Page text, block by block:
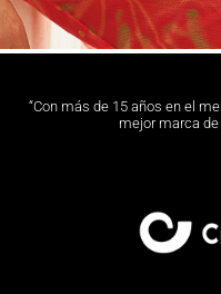
“Con más de 15 años en el
mejor marca